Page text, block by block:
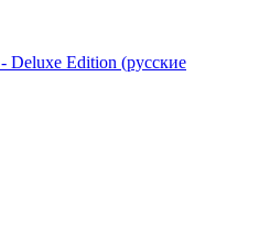
Deluxe Edition (русские